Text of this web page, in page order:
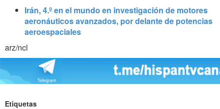
Irán, 4.º en el mundo en investigación de motores
aeronáuticos avanzados, por delante de potencias
aeroespaciales
arz/ncl
Etiquetas